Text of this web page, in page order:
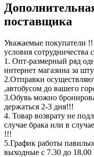
поставщика
Уважаемые покупатели
условия сотрудничества
1. Опт-размерный ряд
интернет магазина за
2.Отправки
,автобусом до вашего
3.Обувь можно
держаться 2-3 дня!!!
4. Товар возврату не
случае брака или в
!!!
5.График работы
выходные с 7.30 до 18.00